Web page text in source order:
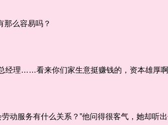
么容易吗？
理……看来你们家生意挺赚钱的，资本雄厚啊
服务有什么关系？”他问得很客气，她却听